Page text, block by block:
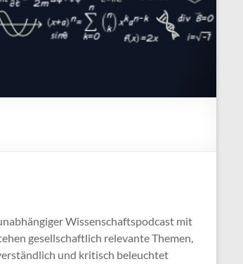
Wissenschaftspodcast mit
gesellschaftlich relevante Themen,
und kritisch beleuchtet